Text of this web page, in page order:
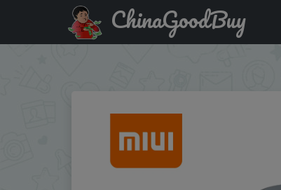
Купити по знижці 1NEW2021YEAR MIUI 3.8L
фри тостер светодио�…ChinaGoodBuy